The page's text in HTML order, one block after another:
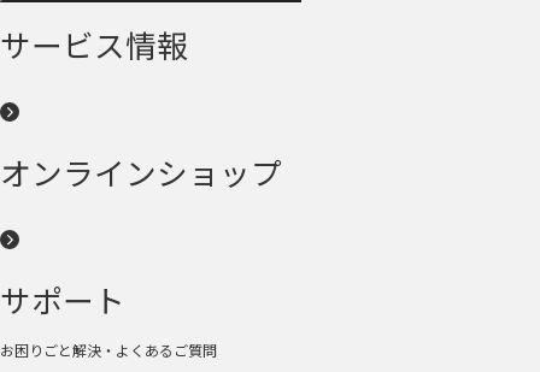
サービス情報
オンラインショップ
サポート
お困りごと解決・よくあるご質問